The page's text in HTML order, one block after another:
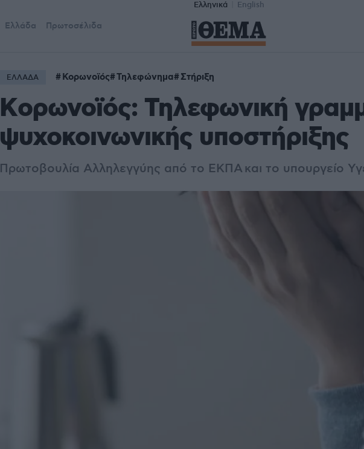
Ελληνικά English
Ελλάδα Πρωτοσέλιδα
ΕΛΛΑΔΑ Κορωνοϊός Τηλεφώνημα Στήριξη
Kορωνοϊός: Τηλεφωνική
ψυχοκοινωνικής υποστήριξης
Πρωτοβουλία Αλληλεγγύης από το ΕΚΠΑ και το υπουργείο